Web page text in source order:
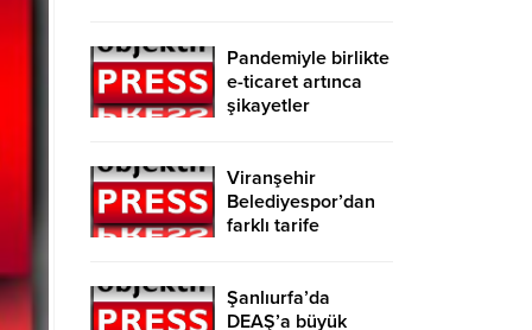
Pandemiyle birlikte
e-ticaret artınca
şikayetler
Viranşehir
Belediyespor’dan
farklı tarife
Şanlıurfa’da
DEAŞ’a büyük